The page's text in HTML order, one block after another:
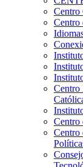
Centro
Centro
Centro
Centro
Centro